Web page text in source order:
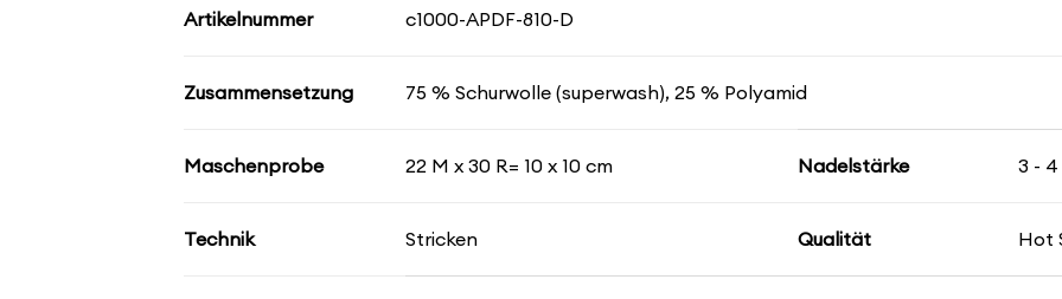
Artikelnummer c1000-APDF-810-D
Zusammensetzung 75 % Schurwolle (superwash), 25 % Polyamid
Maschenprobe 22 M x 30 R= 10 x 10 cm Nadelstärke 3 -
Technik Stricken Qualität Hot